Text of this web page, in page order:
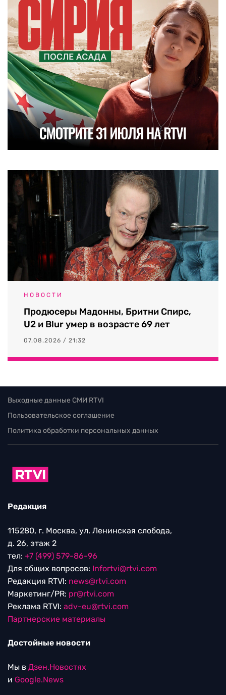
НОВОСТИ
Продюсеры Мадонны, Бритни Спирс,
U2 и Blur умер в возрасте 69 лет
07.08.2026 / 21:32
Выходные данные СМИ RTVI
Пользовательское соглашение
Политика обработки персональных данных
Редакция
115280, г. Москва, ул. Ленинская слобода,
д. 26, этаж 2
тел: +7 (499) 579-86-96
Для общих вопросов: Infortvi@rtvi.com
Редакция RTVI: news@rtvi.com
Маркетинг/PR: pr@rtvi.com
Реклама RTVI: adv-eu@rtvi.com
Партнерские материалы
Достойные новости
Мы в Дзен.Новостях
и Google.News